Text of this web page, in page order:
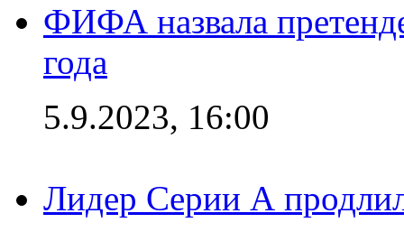
ФИФА назвала
года
5.9.2023, 16:00
Лидер Серии А